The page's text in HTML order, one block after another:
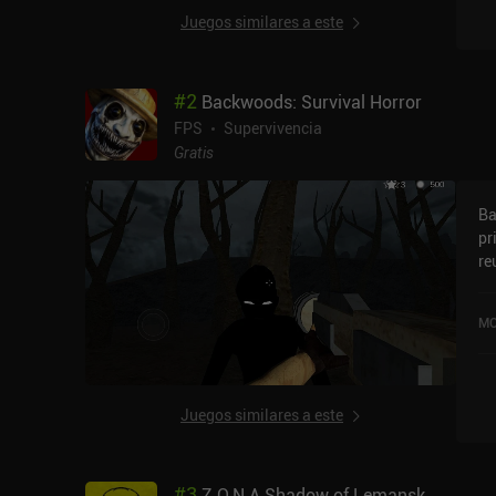
Juegos similares a este
#2 Backwoods: Survival Horror
FPS
Supervivencia
Gratis
Juegos similares a este